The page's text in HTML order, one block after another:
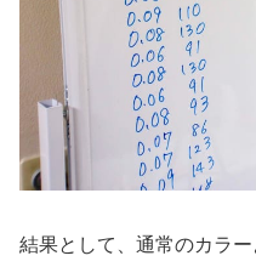
結果として、通常のカラ